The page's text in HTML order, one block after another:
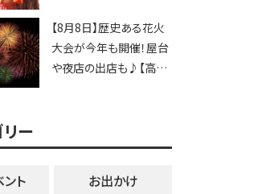
ージが勢揃い【7月18日・
25日・8月1日】大津市
【8月8日】歴史ある花火
大会が今年も開催！屋台
や夜店の出店も♪【高宮
ー
ト
お出かけ